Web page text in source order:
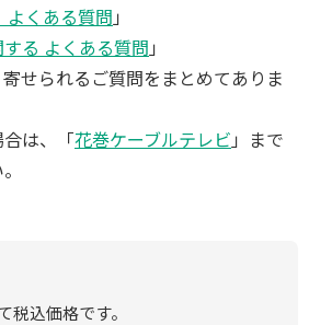
くある質問 」
る よくある質問 」
せられるご質問をまとめてありま
は、「花巻ケーブルテレビ 」まで
込価格です。